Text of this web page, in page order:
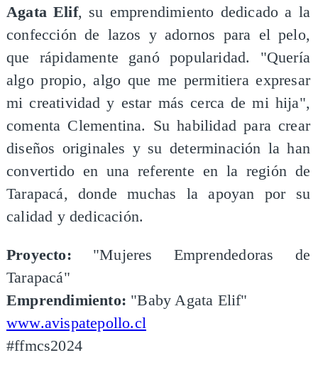
Agata Elif, su emprendimiento dedicado a la
confección de lazos y adornos para el pelo,
que rápidamente ganó popularidad. "Quería
algo propio, algo que me permitiera expresar
mi creatividad y estar más cerca de mi hija",
comenta Clementina. Su habilidad para crear
diseños originales y su determinación la han
convertido en una referente en la región de
Tarapacá, donde muchas la apoyan por su
calidad y dedicación.
Proyecto: "Mujeres Emprendedoras de
Tarapacá"
Emprendimiento: "Baby Agata Elif"
www.avispatepollo.cl
#ffmcs2024